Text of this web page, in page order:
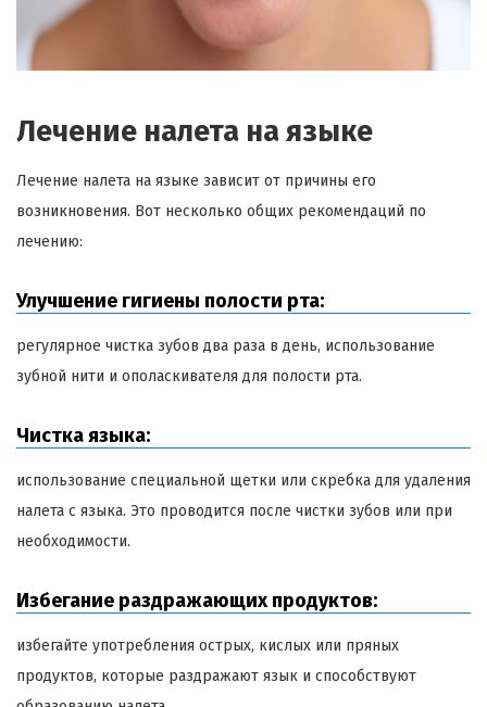
Лечение налета на языке
Лечение налета на языке зависит от причины его
возникновения. Вот несколько общих рекомендаций по
лечению:
Улучшение гигиены полости рта:
регулярное чистка зубов два раза в день, использование
зубной нити и ополаскивателя для полости рта.
Чистка языка:
использование специальной щетки или скребка для удаления
налета с языка. Это проводится после чистки зубов или при
необходимости.
Избегание раздражающих продуктов:
избегайте употребления острых, кислых или пряных
продуктов, которые раздражают язык и способствуют